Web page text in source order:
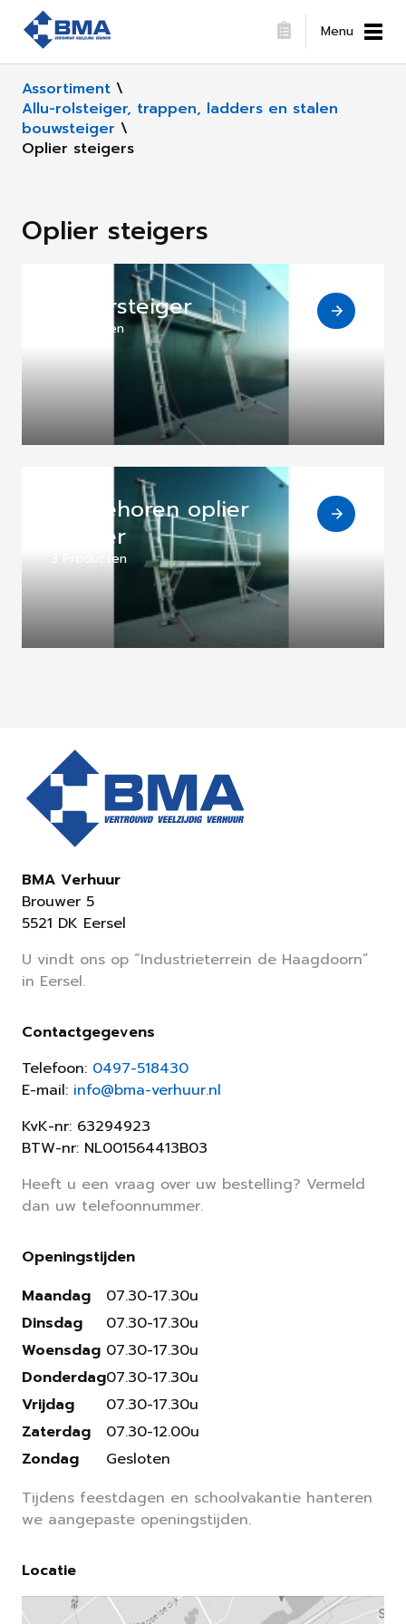
Menu
Assortiment \
Allu-rolsteiger, trappen, ladders en stalen
bouwsteiger \
Oplier steigers
Oplier steigers
Opliersteiger
1 Producten
Toebehoren oplier
steiger
3 Producten
BMA Verhuur
Brouwer 5
5521 DK Eersel
U vindt ons op “Industrieterrein de Haagdoorn”
in Eersel.
Contactgegevens
Telefoon: 0497-518430
E-mail: info@bma-verhuur.nl
KvK-nr: 63294923
BTW-nr: NL001564413B03
Heeft u een vraag over uw bestelling? Vermeld
dan uw telefoonnummer.
Openingstijden
Maandag
Dinsdag
Woensdag
Donderdag
Vrijdag
Zaterdag
Zondag
07.30-17.30u
07.30-17.30u
07.30-17.30u
07.30-17.30u
07.30-17.30u
07.30-12.00u
Gesloten
Tijdens feestdagen en schoolvakantie hanteren
we aangepaste openingstijden.
Locatie